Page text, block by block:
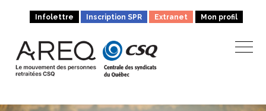
Infolettre Inscription SPR Extranet Mon profil